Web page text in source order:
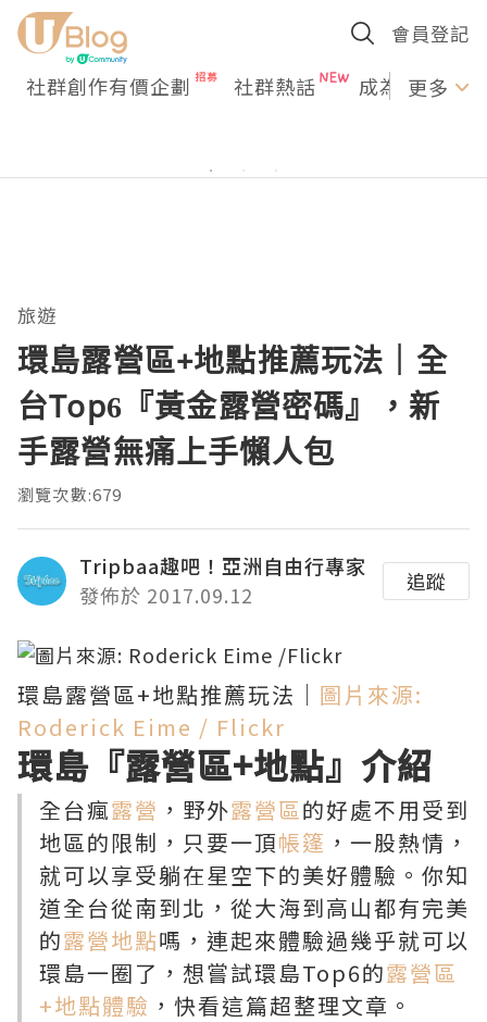
會員登記
社群創作有價企劃 社群熱話 成為U更多
旅遊
環島露營區+地點推薦玩法｜全
台Top6『黃金露營密碼』，新
手露營無痛上手懶人包
瀏覽次數:679
Tripbaa趣吧！亞洲自由行專家
發佈於 2017.09.12
追蹤
環島露營區+地點推薦玩法｜ 圖片來源:
Roderick Eime / Flickr
環島『露營區+地點』介紹
全台瘋露營 ，野外露營區的好處不用受到
地區的限制，只要一頂帳篷 ，一股熱情，
就可以享受躺在星空下的美好體驗。你知
道全台從南到北，從大海到高山都有完美
的露營地點嗎，連起來體驗過幾乎就可以
環島一圈了，想嘗試環島Top6的露營區
+地點體驗 ，快看這篇超整理文章。